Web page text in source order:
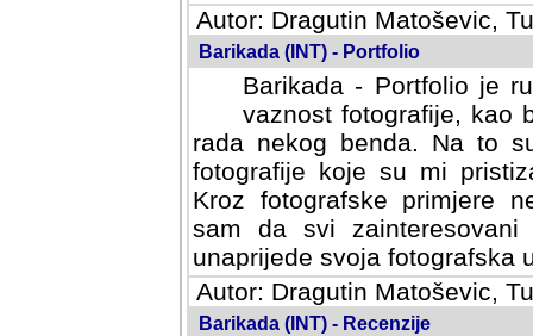
Autor: Dragutin Matoševic,
Barikada (INT) - Portfolio
Barikada - Portfolio je
vaznost fotografije, kao
rada nekog benda. Na to
fotografije koje su mi
fotografske primjere
svi zainteresovani
svoja fotografska umijeca.
Autor: Dragutin Matoševic,
Barikada (INT) - Recenzije